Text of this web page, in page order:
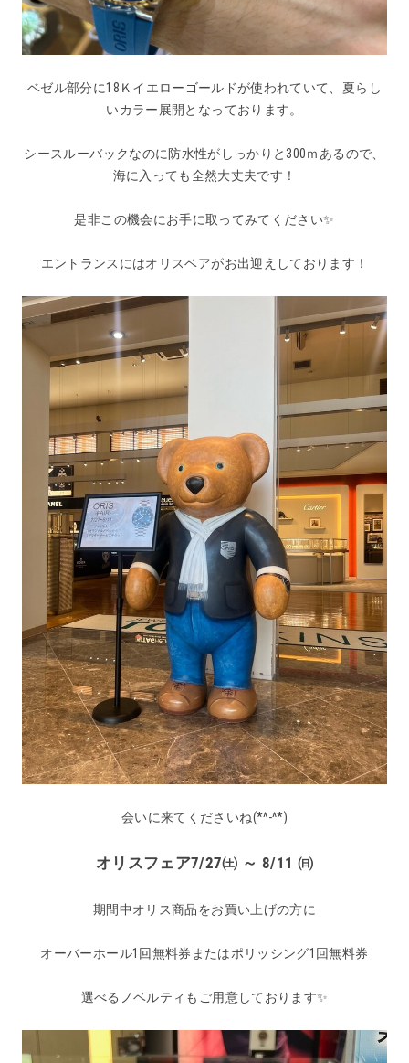
ベゼル部分に18Ｋイエローゴールドが使われていて、夏らし
いカラー展開となっております。
シースルーバックなのに防水性がしっかりと300ｍあるので、
海に入っても全然大丈夫です！
是非この機会にお手に取ってみてください✨
エントランスにはオリスベアがお出迎えしております！
会いに来てくださいね(*^-^*)
オリスフェア7/27㈯ ～ 8/11 ㈰
期間中オリス商品をお買い上げの方に
オーバーホール1回無料券またはポリッシング1回無料券
選べるノベルティもご用意しております✨